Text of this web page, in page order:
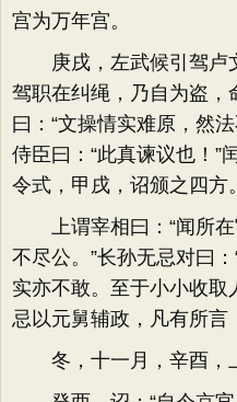
宫为万年宫。
庚戌，左武候引驾卢文
驾职在纠绳，乃自为盗，
曰：“文操情实难原，然
侍臣曰：“此真谏议也！”
令式，甲戌，诏颁之四方。
上谓宰相曰：“闻所在
不尽公。”长孙无忌对曰
实亦不敢。至于小小收取
忌以元舅辅政，凡有所言
冬，十一月，辛酉，